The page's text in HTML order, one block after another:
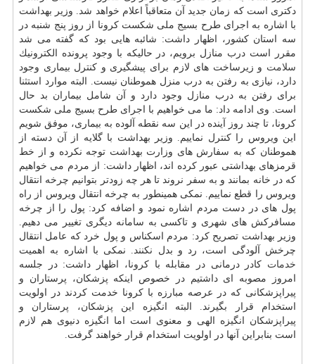
دكتری است كه زمان جدید آن متعاقباً اعلام خواهد شد. وزیر بهداشت
با اشاره به اجرای طرح بسیج ملی شكست كرونا از روز پنج شنبه در
سه استان كشور، اظهار داشت: شائبه هایی بود كه گفته می شد
مقرر است درب منازل برویم، در حالیكه با وجود پرونده الكترونیك
سلامت و زیرساخت های لازم برای پیشگیری و كنترل بیماری وجود
دارد، نیازی به رفتن به درب منزل هموطنان نیست. البته موارد استثنا
برای رفتن به درب منازل وجود دارد و آن شامل بیماران بد حال
است. وی ادامه داد: ما می خواهیم با اجرای طرح بسیج ملی شكست
كرونا، تا چند روز آینده در این سه نقطه آلوده به بیماری، موفق شویم
این ویروس را كنترل نماییم. وزیر بهداشت با گلایه از آن دسته از
هموطنان كه به سفارش های وزارت بهداشت توجه نكرده و از خط
قرمزهای بهداشتی عبور كرده اند، اظهار داشت: از مردم می خواهیم
كه در خانه بمانند و به سفر نروند تا هر چه زودتر بتوانیم چرخه انتقال
ویروس را قطع نماییم. نمكی همینطور به چرخه انتقال ویروس از راه
پول های در دست مردم اشاره نمود و اضافه كرد: پول را از چرخه
مسافركش های شهری و تاكسی به سامانه دیگری تغییر می دهیم.
وزیر بهداشت تصریح كرد: مردم اسكناس و پول خرد كه عامل انتقال
چرخش آلودگی است، رد و بدل نكنند. نمكی با اشاره به اهمیت
خدمات كادر درمانی در مقابله با كرونا، اظهار داشت: در جلسه
امروز مصوبه ای داشتیم در خصوص اینكه پزشكان، پرستاران و
پیراپزشكانی كه در عرصه مبارزه با كرونا خدمت كردند در اولویت
استخدام قرار بگیرند. البته انگیزه این پزشكان، پرستاران و
پیراپزشكان انگیزه الهی و معنوی است اما انگیزه دنیوی هم لازم
است بنابراین آنها در اولویت استخدام قرار خواهند گرفت.